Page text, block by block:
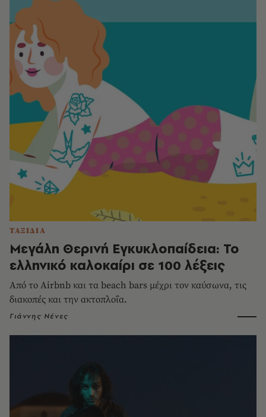
ΤΑΞΙΔΙΑ
Μεγάλη Θερινή Εγκυκλοπαίδεια: Το
ελληνικό καλοκαίρι σε 100 λέξεις
Από το Airbnb και τα beach bars μέχρι τον καύσωνα, τις
διακοπές και την ακτοπλοΐα.
Γιάννης Νένες